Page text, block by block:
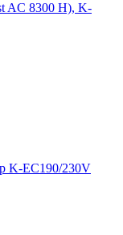
AC 8300 H), K-
K-EC190/230V